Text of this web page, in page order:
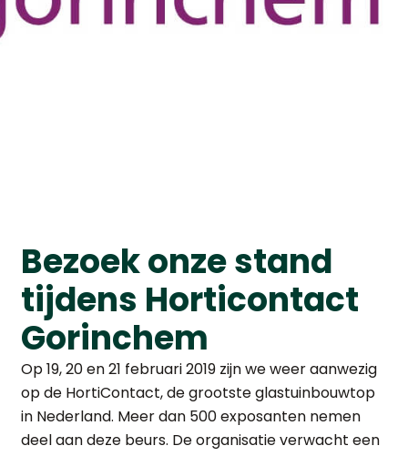
Bezoek onze stand
tijdens Horticontact
Gorinchem
Op 19, 20 en 21 februari 2019 zijn we weer aanwezig
op de HortiContact, de grootste glastuinbouwtop
in Nederland. Meer dan 500 exposanten nemen
deel aan deze beurs. De organisatie verwacht een